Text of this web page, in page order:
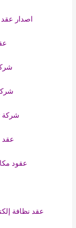
اصدار عقد
شركة
عقد
عقود
عقد نظافة